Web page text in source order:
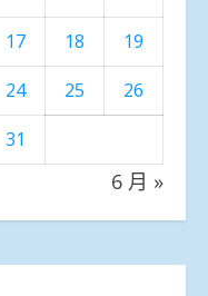
17 18
19
24 25
26
31
6 月 »